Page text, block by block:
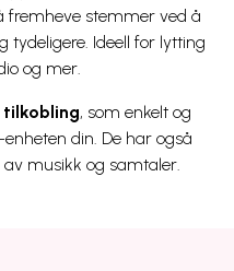
fremheve stemmer ved å
tydeligere. Ideell for lytting
og mer.
, som enkelt og
din. De har også
musikk og samtaler.